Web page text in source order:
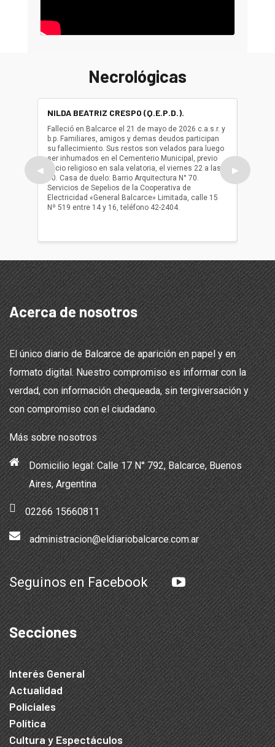
Necrológicas
◀
NILDA BEATRIZ CRESPO (Q.E.P.D.).
Falleció en Balcarce el 21 de mayo de 2026 c.a.s.r. y
b.p. Familiares, amigos y demas deudos participan
su fallecimiento. Sus restos son velados para luego
ser inhumados en el Cementerio Municipal, previo
oficio religioso en sala velatoria, el viernes 22 a las
10. Casa de duelo: Barrio Arquitectura N° 70.
Servicios de Sepelios de la Cooperativa de
Electricidad «General Balcarce» Limitada, calle 15
Nº 519 entre 14 y 16, teléfono 42-2404.
ser
oficio
▶
Acerca de nosotros
El único diario de Balcarce de aparición en papel y en
formato digital. Nuestro compromiso es informar con la
verdad, con información chequeada, sin tergiversación y
con compromiso con el ciudadano.
Más sobre nosotros
Domicilio legal: Calle 17 N° 792, Balcarce, Buenos
Aires, Argentina
02266 15660811
administracion@eldiariobalcarce.com.ar
Seguinos en Facebook
Secciones
Interés General
Actualidad
Policiales
Política
Cultura y Espectáculos